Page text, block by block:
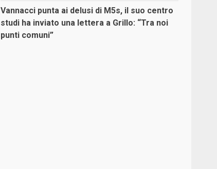
Vannacci punta ai delusi di M5s, il suo centro
studi ha inviato una lettera a Grillo: “Tra noi
punti comuni”